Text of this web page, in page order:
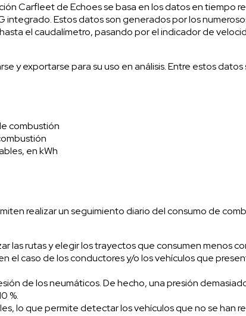
Carfleet de Echoes se basa en los datos en tiempo
Estos datos son generados por los
el caudalímetro, pasando por el indicador de
y exportarse para su uso en análisis. Entre estos datos
combustión
en kWh
realizar un seguimiento diario del consumo de
las rutas y elegir los trayectos que consumen menos
el caso de los conductores y/o los vehículos que
de los neumáticos. De hecho, una presión
%.
lo que permite detectar los vehículos que no se han